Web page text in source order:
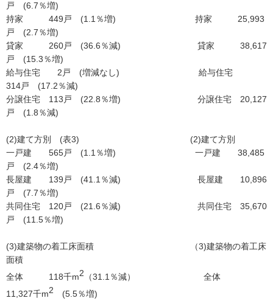
戸 (6.7％増)
持家 449戸 (1.1％増) 持家 25,993
戸 (2.7％増)
貸家 260戸 (36.6％減) 貸家 38,617
戸 (15.3％増)
給与住宅 2戸 (増減なし) 給与住宅
314戸 (17.2％減)
分譲住宅 113戸 (22.8％増) 分譲住宅 20,127
戸 (1.8％減)
(2)建て方別 (表3) (2)建て方別
一戸建 565戸 (1.1％増) 一戸建 38,485
戸 (2.4％増)
長屋建 139戸 (41.1％減) 長屋建 10,896
戸 (7.7％増)
共同住宅 120戸 (21.6％減) 共同住宅 35,670
戸 (11.5％増)
(3)建築物の着工床面積 （3)建築物の着工床
面積
全体 118千m2 （31.1％減） 全体
11,327千m2 (5.5％増)